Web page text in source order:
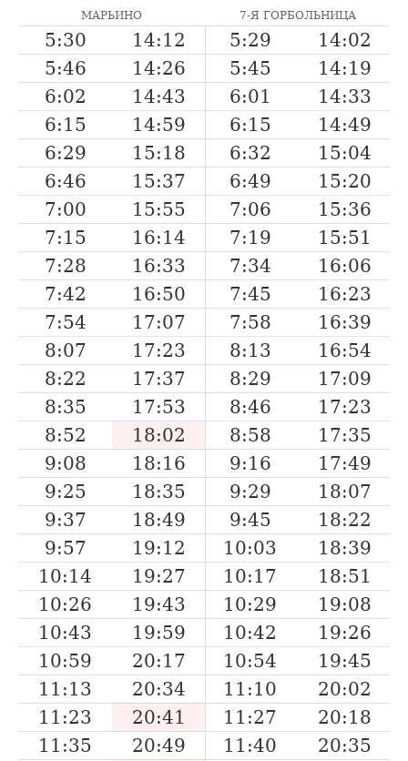
МАРЬИНО 7-Я ГОРБОЛЬНИЦА
5:30 14:12 5:29
14:02
5:46
14:26 5:45
14:19
6:02
14:43 6:01
14:33
6:15
14:59 6:15
14:49
6:29
15:18 6:32
15:04
6:46
15:37 6:49
15:20
7:00
15:55 7:06
15:36
7:15
16:14 7:19
15:51
7:28
16:33 7:34
16:06
7:42
16:50 7:45
16:23
7:54
17:07 7:58
16:39
8:07
17:23 8:13
16:54
8:22
17:37 8:29
17:09
8:35
17:53 8:46
17:23
8:52
18:02 8:58
17:35
9:08
18:16 9:16
17:49
9:25
18:35 9:29
18:07
9:37
18:49 9:45
18:22
9:57
19:12 10:03
18:39
10:14
19:27 10:17
18:51
10:26
19:43 10:29
19:08
10:43
19:59 10:42
19:26
10:59
20:17 10:54
19:45
11:13
20:34 11:10
20:02
11:23
20:41 11:27
20:18
11:35
20:49 11:40
20:35